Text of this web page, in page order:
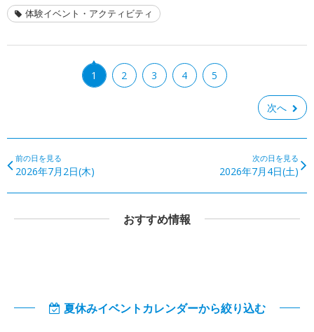
体験イベント・アクティビティ
1 2 3 4 5
次へ
前の日を見る
2026年7月2日(木)
次の日を見る
2026年7月4日(土)
おすすめ情報
夏休みイベントカレンダーから絞り込む